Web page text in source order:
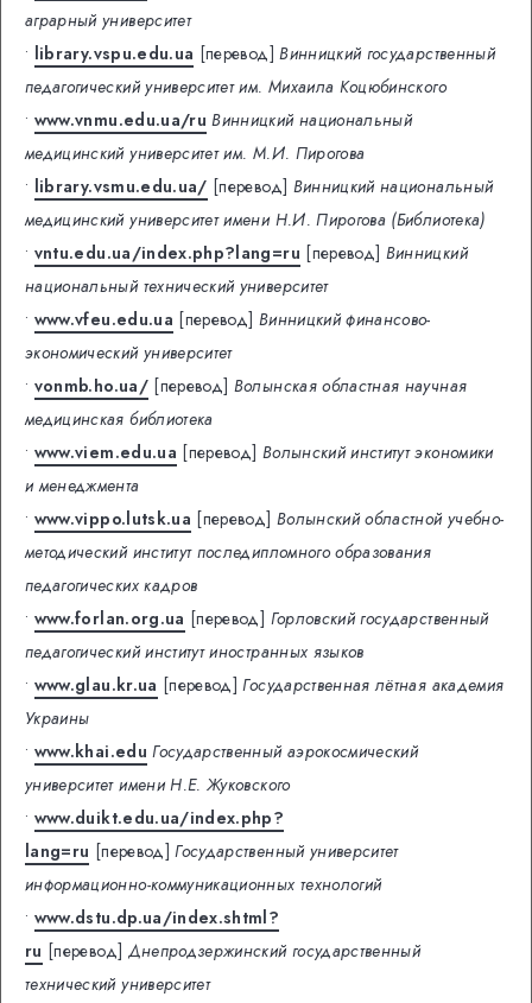
аграрный университет
• library.vspu.edu.ua [перевод] Винницкий государственный
педагогический университет им. Михаила Коцюбинского
• www.vnmu.edu.ua/ru Винницкий национальный
медицинский университет им. М.И. Пирогова
• library.vsmu.edu.ua/ [перевод] Винницкий национальный
медицинский университет имени Н.И. Пирогова (Библиотека)
• vntu.edu.ua/index.php?lang=ru [перевод] Винницкий
национальный технический университет
• www.vfeu.edu.ua [перевод] Винницкий финансово-
экономический университет
• vonmb.ho.ua/ [перевод] Волынская областная научная
медицинская библиотека
• www.viem.edu.ua [перевод] Волынский институт экономики
и менеджмента
• www.vippo.lutsk.ua [перевод] Волынский областной учебно-
методический институт последипломного образования
педагогических кадров
• www.forlan.org.ua [перевод] Горловский государственный
педагогический институт иностранных языков
• www.glau.kr.ua [перевод] Государственная лётная академия
Украины
• www.khai.edu Государственный аэрокосмический
университет имени Н.Е. Жуковского
• www.duikt.edu.ua/index.php?
lang=ru [перевод] Государственный университет
информационно-коммуникационных технологий
• www.dstu.dp.ua/index.shtml?
ru [перевод] Днепродзержинский государственный
технический университет